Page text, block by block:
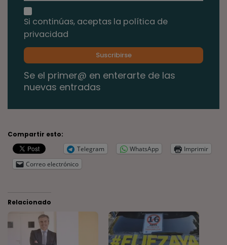
Si continúas, aceptas la política de
privacidad
Se el primer@ en enterarte de las
nuevas entradas
Compartir esto:
Telegram
WhatsApp
Imprimir
Correo electrónico
Relacionado